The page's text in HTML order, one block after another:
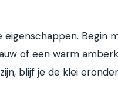
Begin
of een warm
blijf je de klei